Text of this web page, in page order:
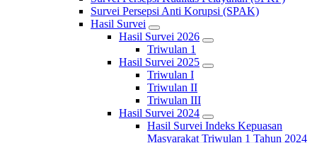
Survei Persepsi Anti Korupsi (SPAK)
Hasil Survei
Hasil Survei 2026
Triwulan 1
Hasil Survei 2025
Triwulan I
Triwulan II
Triwulan III
Hasil Survei 2024
Hasil Survei Indeks Kepuasan
Masyarakat Triwulan 1 Tahun 2024